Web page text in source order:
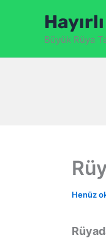
Büyük Rüya
Henüz